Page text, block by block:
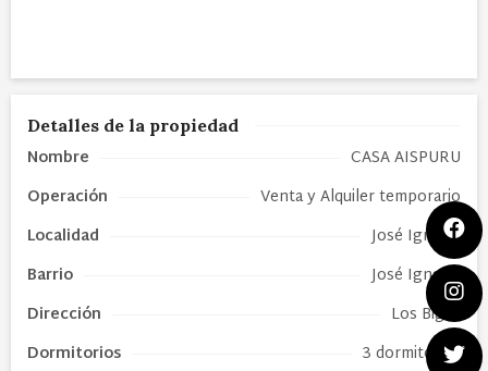
Detalles de la propiedad
Nombre
CASA AISPURU
Operación
Venta y Alquiler temporario
Localidad
José Ignacio
Barrio
José Ignacio
Dirección
Los Biguá
Dormitorios
3 dormitorios